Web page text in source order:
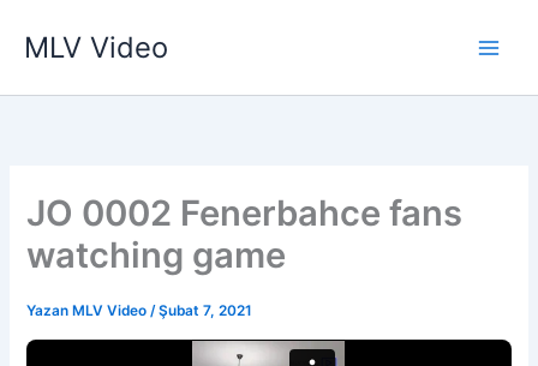
atlaMLV Video
JO 0002 Fenerbahce fans
watching game
Yazan MLV Video/Şubat 7, 2021